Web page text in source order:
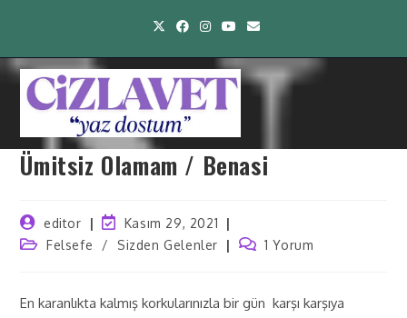
Ümitsiz Olamam / Benasi
editor
Kasım 29, 2021
Felsefe
/ Sizden Gelenler 1 Yorum
En karanlıkta kalmış korkularınızla bir gün karşı karşıya